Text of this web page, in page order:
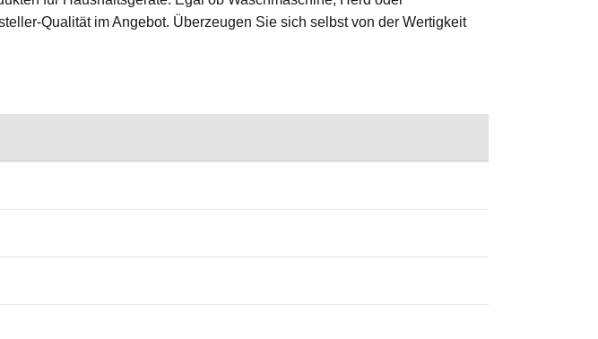
Qualität im Angebot. Überzeugen Sie sich selbst von der Wertigkeit